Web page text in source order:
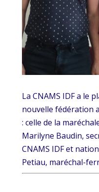
La CNAMS IDF a le
nouvelle fédération
: celle de la
Marilyne Baudin,
CNAMS IDF et
Petiau, maréchal-